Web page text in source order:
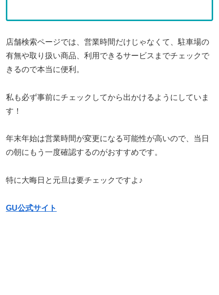
店舗検索ページでは、営業時間だけじゃなくて、駐車場の
有無や取り扱い商品、利用できるサービスまでチェックで
きるので本当に便利。
私も必ず事前にチェックしてから出かけるようにしていま
す！
年末年始は営業時間が変更になる可能性が高いので、当日
の朝にもう一度確認するのがおすすめです。
特に大晦日と元旦は要チェックですよ♪
GU公式サイト